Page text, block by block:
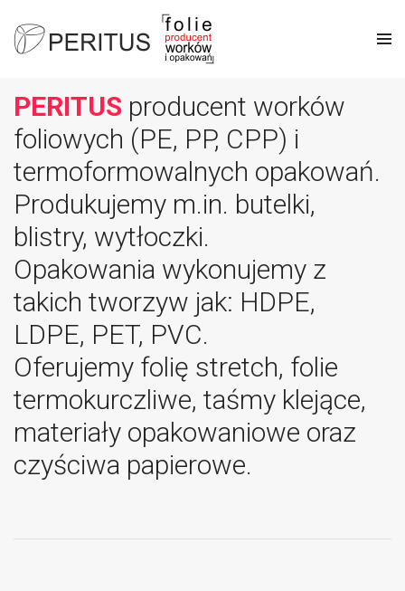
PERITUS producent worków
foliowych (PE, PP, CPP) i
termoformowalnych opakowań.
Produkujemy m.in. butelki,
blistry, wytłoczki.
Opakowania wykonujemy z
takich tworzyw jak: HDPE,
LDPE, PET, PVC.
Oferujemy folię stretch, folie
termokurczliwe, taśmy klejące,
materiały opakowaniowe oraz
czyściwa papierowe.